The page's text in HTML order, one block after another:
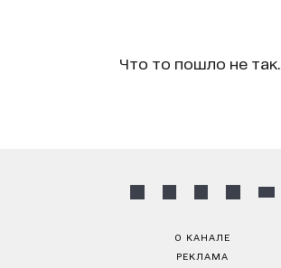
Что то пошло не так...
О КАНАЛЕ
РЕКЛАМА